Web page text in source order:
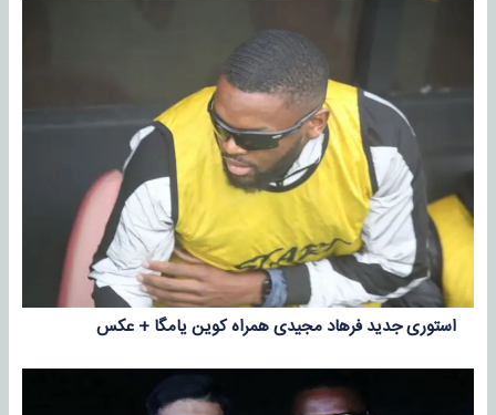
استوری جدید فرهاد مجیدی همراه کوین یامگا + عکس